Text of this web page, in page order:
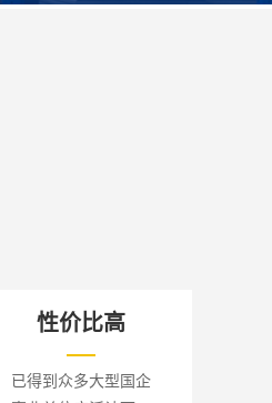
性价比高
已得到众多大型国企